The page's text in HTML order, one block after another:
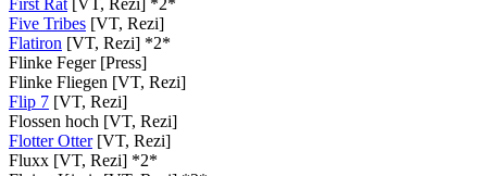
First Rat [VT, Rezi] *2*
Five Tribes [VT, Rezi]
Flatiron [VT, Rezi] *2*
Flinke Feger [Press]
Flinke Fliegen [VT, Rezi]
Flip 7 [VT, Rezi]
Flossen hoch [VT, Rezi]
Flotter Otter[VT, Rezi]
Fluxx [VT, Rezi] *2*